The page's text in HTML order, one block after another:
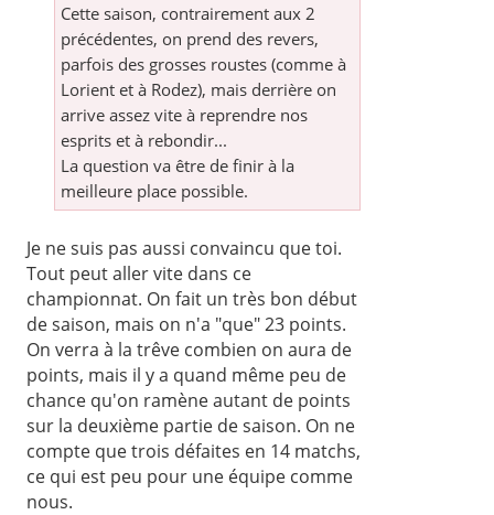
Cette saison, contrairement aux 2
précédentes, on prend des revers,
parfois des grosses roustes (comme à
Lorient et à Rodez), mais derrière on
arrive assez vite à reprendre nos
esprits et à rebondir...
La question va être de finir à la
meilleure place possible.
Je ne suis pas aussi convaincu que toi.
Tout peut aller vite dans ce
championnat. On fait un très bon début
de saison, mais on n'a "que" 23 points.
On verra à la trêve combien on aura de
points, mais il y a quand même peu de
chance qu'on ramène autant de points
sur la deuxième partie de saison. On ne
compte que trois défaites en 14 matchs,
ce qui est peu pour une équipe comme
nous.